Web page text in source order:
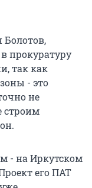
Болотов,
прокуратуру
так как
- это
не
строим
- на Иркутском
его ПАТ